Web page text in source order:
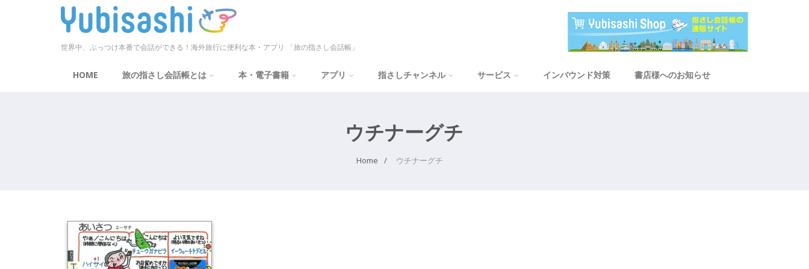
世界中、ぶっつけ本番で会話ができる！海外旅行に便利な本・アプリ 「旅の指さし会話帳」
HOME 旅の指さし会話帳とは 本・電子書籍 アプリ 指さしチャンネル サービス インバウンド対策 書店様へのお知らせ
ウチナーグチ
Home ウチナーグチ